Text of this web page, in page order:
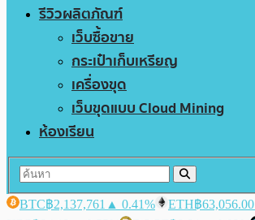
รีวิวผลิตภัณฑ์
เว็บซื้อขาย
กระเป๋าเก็บเหรียญ
เครื่องขุด
เว็บขุดแบบ Cloud Mining
ห้องเรียน
BTC฿2,137,761 ▲ 0.41% ETH฿63,056.00